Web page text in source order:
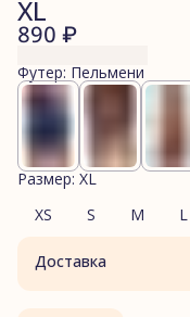
XL
890 ₽
Футер: Пельмени
Размер: XL
XS
S M L
Доставка